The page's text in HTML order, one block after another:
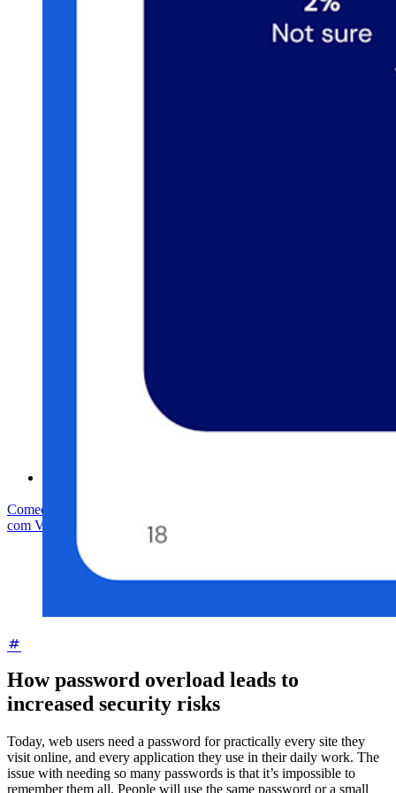
Comece gratuitamente
com Vendas
How password overload leads to
increased security risks
Today, web users need a password for practically every site they
visit online, and every application they use in their daily work. The
issue with needing so many passwords is that it’s impossible to
remember them all. People will use the same password or a small